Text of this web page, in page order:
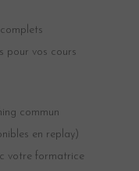
pour vos cours
commun
en replay)
votre formatrice